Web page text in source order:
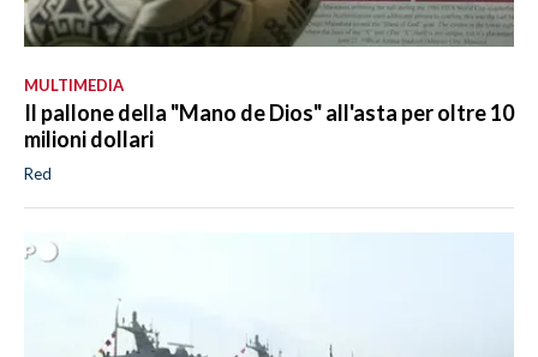
MULTIMEDIA
Il pallone della "Mano de Dios" all'asta per oltre 10
milioni dollari
Red